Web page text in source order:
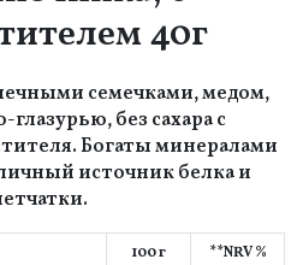
40г
семечками, медом,
без сахара с
Богаты минералами
источник белка и
100 г **NRV %